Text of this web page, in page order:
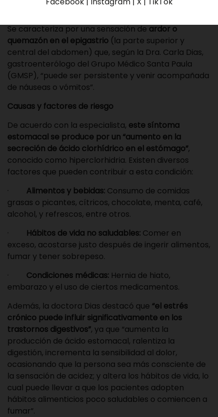
padecimientos más graves.
Se caracteriza por una sensación de ardor o
quemazón en el epigastrio (la parte superior y
central del abdomen) que, según la Dra. Carla Dias,
gastroenterólogo del Grupo Médico Santa Paula
(GMSP), “puede ser persistente y venir acompañada
de náuseas o vómitos”.
Causas y factores de riesgo
De acuerdo con la especialista, este síntoma
estomacal se produce por un “aumento en la
secreción de ácido clorhídrico en el estómago”,
conocido como hiperclorhidria. Existen diversos
factores que pueden contribuir a esta condición:
· Alimentos y bebidas: Consumo de comidas
grasas o picantes, cítricos, chocolate, menta, café,
alcohol, y refrescos, entre otros.
· Hábitos de vida no saludables: Comer en
exceso, acostarse justo después de ingerir alimentos,
fumar y tener sobrepeso.
· Condiciones médicas: Hernia de hiato,
embarazo y el uso de ciertos medicamentos.
Además, la doctora Dias destacó que “el estrés
crónico puede influir significativamente en los
trastornos digestivos”, ya que “aumenta la
producción de ácido estomacal, ralentiza la
digestión, incrementa la sensibilidad al dolor,
ocasionando que la persona sea más consciente de
la sensación de acidez; y altera los hábitos de vida, lo
cual puede llevar a que los pacientes adopten
hábitos alimenticios poco saludables o comiencen a
fumar”.